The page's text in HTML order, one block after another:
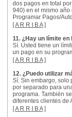
dos pagos en total
940) en el mismo año
Programar Pagos/
[A R R I B A]
11. ¿Hay un límite
Sí. Usted tiene un
un pago en su
[A R R I B A]
12. ¿Puedo utilizar
Sí. Sin embargo, solo
por separado para
programa. También
diferentes clientes de
[A R R I B A]